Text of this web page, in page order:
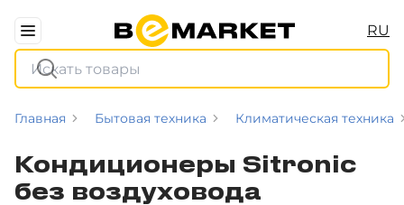
RU
Главная Бытовая техника Климатическая техника
Кондиционеры Sitronic
без воздуховода